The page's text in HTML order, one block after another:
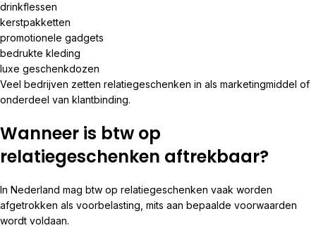
drinkflessen
kerstpakketten
promotionele gadgets
bedrukte kleding
luxe geschenkdozen
Veel bedrijven zetten relatiegeschenken in als marketingmiddel of
onderdeel van klantbinding.
Wanneer is btw op
relatiegeschenken aftrekbaar?
In Nederland mag btw op relatiegeschenken vaak worden
afgetrokken als voorbelasting, mits aan bepaalde voorwaarden
wordt voldaan.